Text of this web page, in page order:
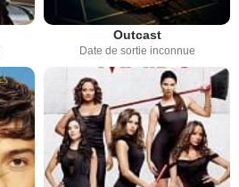
Outcast
Date de sortie inconnue